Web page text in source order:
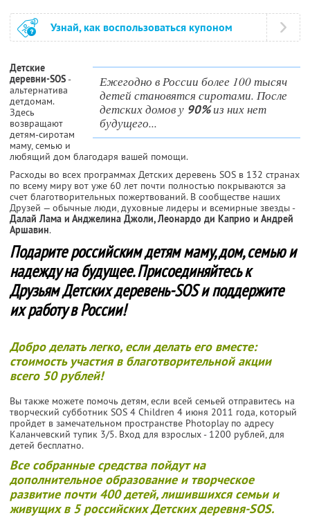
Узнай, как воспользоваться купоном
Ежегодно в России более 100 тысяч
детей становятся сиротами. После
детских домов у 90%из них нет
будущего...
Детские
деревни-SOS-
альтернатива
детдомам.
Здесь
возвращают
детям-сиротам
маму, семью и
любящий дом благодаря вашей помощи.
Расходы во всех программах Детcких деревень SOS в 132 странах
по всему миру вот уже 60 лет почти полностью покрываются за
счет благотворительных пожертвований. В сообществе наших
Друзей — обычные люди, духовные лидеры и всемирные звезды -
Далай Лама и Анджелина Джоли, Леонардо ди Каприо и Андрей
Аршавин.
Подарите российским детям маму, дом, семью и
надежду на будущее. Присоединяйтесь к
Друзьям Детских деревень-SOS и поддержите
их работу в России!
Добро делать легко, если делать его вместе:
стоимость участия в благотворительной акции
всего 50 рублей!
Вы также можете помочь детям, если всей семьей отправитесь на
творческий субботник SOS 4 Children 4 июня 2011 года, который
пройдет в замечательном пространстве Photoplay по адресу
Каланчевский тупик 3/5. Вход для взрослых - 1200 рублей, для
детей бесплатно.
Все собранные средства пойдут на
дополнительное образование и творческое
развитие почти 400 детей, лишившихся семьи и
живущих в 5 российских Детских деревня-SOS.